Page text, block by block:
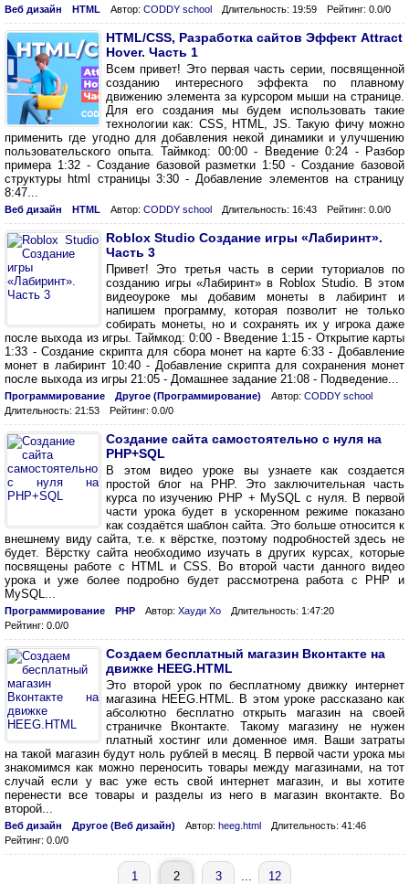
Веб дизайн HTML Автор: CODDY school Длительность: 19:59 Рейтинг: 0.0/0
HTML/CSS, Разработка сайтов Эффект Attract
Hover. Часть 1
Всем привет! Это первая часть серии, посвященной
созданию интересного эффекта по плавному
движению элемента за курсором мыши на странице.
Для его создания мы будем использовать такие
технологии как: CSS, HTML, JS. Такую фичу можно
применить где угодно для добавления некой динамики и улучшению
пользовательского опыта. Таймкод: 00:00 - Введение 0:24 - Разбор
примера 1:32 - Создание базовой разметки 1:50 - Создание базовой
структуры html страницы 3:30 - Добавление элементов на страницу
8:47...
Веб дизайн HTML Автор: CODDY school Длительность: 16:43 Рейтинг: 0.0/0
Roblox Studio Создание игры «Лабиринт».
Часть 3
Привет! Это третья часть в серии туториалов по
созданию игры «Лабиринт» в Roblox Studio. В этом
видеоуроке мы добавим монеты в лабиринт и
напишем программу, которая позволит не только
собирать монеты, но и сохранять их у игрока даже
после выхода из игры. Таймкод: 0:00 - Введение 1:15 - Открытие карты
1:33 - Создание скрипта для сбора монет на карте 6:33 - Добавление
монет в лабиринт 10:40 - Добавление скрипта для сохранения монет
после выхода из игры 21:05 - Домашнее задание 21:08 - Подведение...
Программирование Другое (Программирование) Автор: CODDY school
Длительность: 21:53
Рейтинг: 0.0/0
Создание сайта самостоятельно с нуля на
PHP+SQL
В этом видео уроке вы узнаете как создается
простой блог на PHP. Это заключительная часть
курса по изучению PHP + MySQL с нуля. В первой
части урока будет в ускоренном режиме показано
как создаётся шаблон сайта. Это больше относится к
внешнему виду сайта, т.е. к вёрстке, поэтому подробностей здесь не
будет. Вёрстку сайта необходимо изучать в других курсах, которые
посвящены работе с HTML и CSS. Во второй части данного видео
урока и уже более подробно будет рассмотрена работа с PHP и
MySQL...
Программирование PHP Автор: Хауди Хо
Длительность: 1:47:20
Рейтинг: 0.0/0
Создаем бесплатный магазин Вконтакте на
движке HEEG.HTML
Это второй урок по бесплатному движку интернет
магазина HEEG.HTML. В этом уроке рассказано как
абсолютно бесплатно открыть магазин на своей
страничке Вконтакте. Такому магазину не нужен
платный хостинг или доменное имя. Ваши затраты
на такой магазин будут ноль рублей в месяц. В первой части урока мы
знакомимся как можно переносить товары между магазинами, на тот
случай если у вас уже есть свой интернет магазин, и вы хотите
перенести все товары и разделы из него в магазин вконтакте. Во
второй...
Веб дизайн Другое (Веб дизайн) Автор: heeg.html
Длительность: 41:46
Рейтинг: 0.0/0
1 2 3 ... 12